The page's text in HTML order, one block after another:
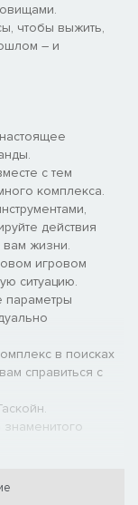
чтобы выжить,
– и
с тем
комплекса.
действия
жизни.
игровом
ситуацию.
параметры
в поисках
справиться с